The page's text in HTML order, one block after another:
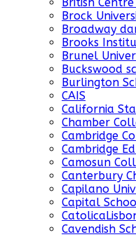
Brock
Broadway
Brooks
Brunel
Buckswood
Burlington
CAIS
California
Chamber
Cambridge
Cambridge
Camosun
Canterbury
Capilano
Capital
Cavendish